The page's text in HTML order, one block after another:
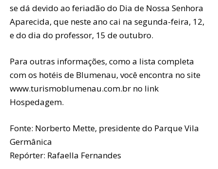
se dá devido ao feriadão do Dia de Nossa Senhora
Aparecida, que neste ano cai na segunda-feira, 12,
e do dia do professor, 15 de outubro.
Para outras informações, como a lista completa
com os hotéis de Blumenau, você encontra no site
www.turismoblumenau.com.br no link
Hospedagem.
Fonte: Norberto Mette, presidente do Parque Vila
Germânica
Repórter: Rafaella Fernandes